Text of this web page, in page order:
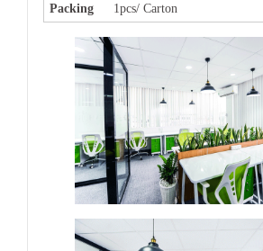
Packing
1pcs/ Carton